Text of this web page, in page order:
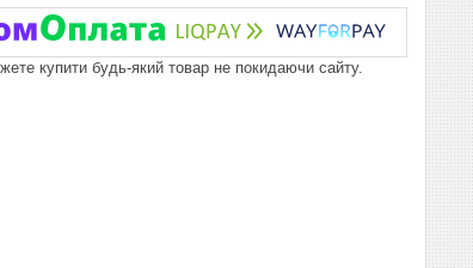
купити будь-який товар не покидаючи сайту.